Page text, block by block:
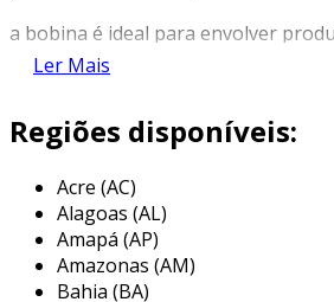
a bobina é ideal para envolver
tenham formatos irregulares,
afiadas e sejam muito manuseados.
a embalagem ideal para utensílios
brinquedos, ferramentas, entre
produto, ainda, apresenta das
características:
boa resistência ao impacto à
Ler Mais
Regiões disponíveis:
Acre (AC)
Alagoas (AL)
Amapá (AP)
Amazonas (AM)
Bahia (BA)